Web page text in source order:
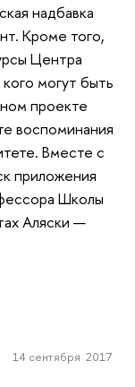
надбавка
Кроме того,
Центра
могут быть
проекте
воспоминания
Вместе с
приложения
Школы
Аляски —
14 сентября 2017